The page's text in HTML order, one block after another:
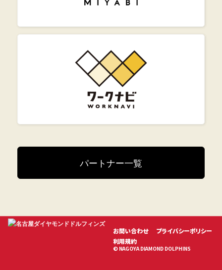
パートナー一覧
お問い合わせ
プライバシーポリシー
利用規約
© NAGOYA DIAMOND DOLPHINS